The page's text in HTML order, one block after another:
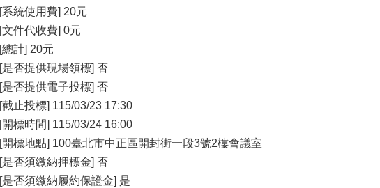
[系統使用費] 20元
[文件代收費] 0元
[總計] 20元
[是否提供現場領標] 否
[是否提供電子投標] 否
[截止投標] 115/03/23 17:30
[開標時間] 115/03/24 16:00
[開標地點] 100臺北市中正區開封街一段3號2樓會議室
[是否須繳納押標金] 否
[是否須繳納履約保證金] 是